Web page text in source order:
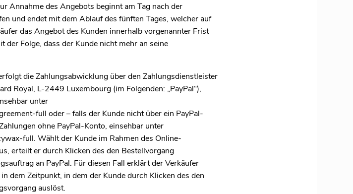
Annahme des Angebots beginnt am Tag nach der
und endet mit dem Ablauf des fünften Tages, welcher auf
das Angebot des Kunden innerhalb vorgenannter Frist
Folge, dass der Kunde nicht mehr an seine
die Zahlungsabwicklung über den Zahlungsdienstleister
Royal, L-2449 Luxembourg (im Folgenden: „PayPal“),
unter
full oder – falls der Kunde nicht über ein PayPal-
ohne PayPal-Konto, einsehbar unter
full. Wählt der Kunde im Rahmen des Online-
erteilt er durch Klicken des den Bestellvorgang
an PayPal. Für diesen Fall erklärt der Verkäufer
dem Zeitpunkt, in dem der Kunde durch Klicken des den
auslöst.